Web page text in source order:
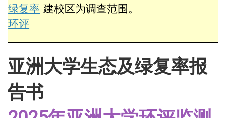
绿复率
环评
建校区为调查范围。
亚洲大学生态及绿复率报
告书